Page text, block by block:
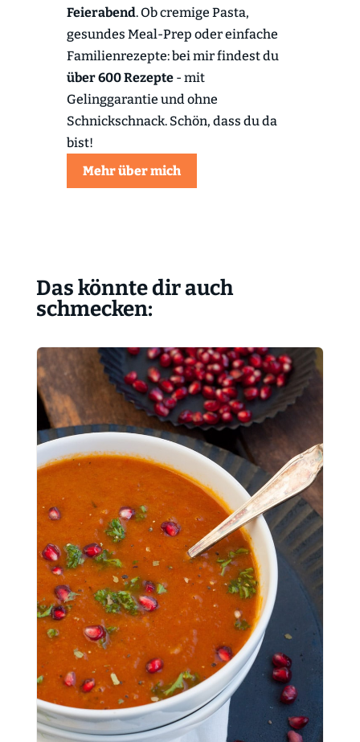
Feierabend. Ob cremige Pasta,
gesundes Meal-Prep oder einfache
Familienrezepte: bei mir findest du
über 600 Rezepte- mit
Gelinggarantie und ohne
Schnickschnack. Schön, dass du da
bist!
Mehr über mich
Das könnte dir auch
schmecken: